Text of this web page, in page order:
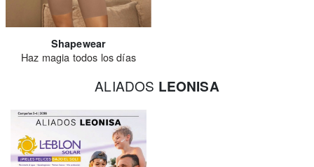
Shapewear
Haz magia todos los días
ALIADOS LEONISA